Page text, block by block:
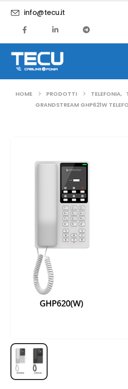
info@tecu.it
HOME PRODOTTI TELEFONIA,
GRANDSTREAM GHP621W